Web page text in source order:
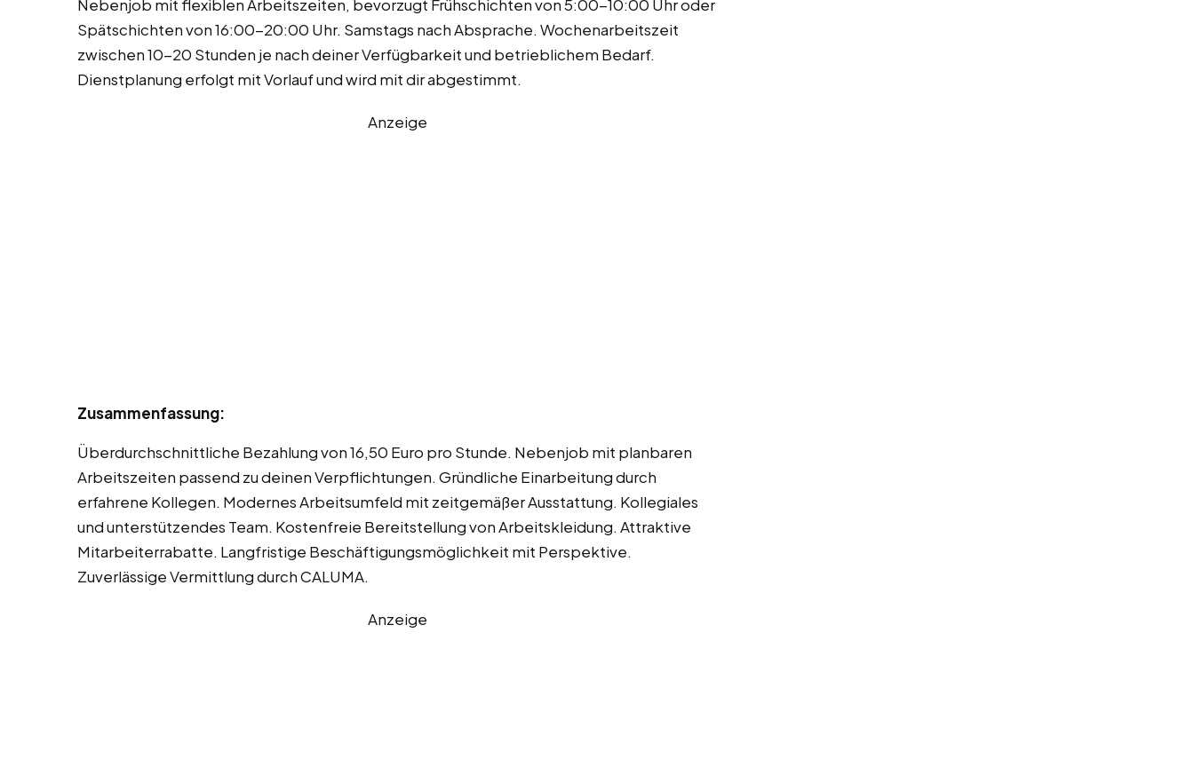
Nebenjob mit flexiblen Arbeitszeiten, bevorzugt Frühschichten von 5:00-10:00 Uhr oder
Spätschichten von 16:00-20:00 Uhr. Samstags nach Absprache. Wochenarbeitszeit
zwischen 10-20 Stunden je nach deiner Verfügbarkeit und betrieblichem Bedarf.
Dienstplanung erfolgt mit Vorlauf und wird mit dir abgestimmt.
Anzeige
Zusammenfassung:
Überdurchschnittliche Bezahlung von 16,50 Euro pro Stunde. Nebenjob mit planbaren
Arbeitszeiten passend zu deinen Verpflichtungen. Gründliche Einarbeitung durch
erfahrene Kollegen. Modernes Arbeitsumfeld mit zeitgemäßer Ausstattung. Kollegiales
und unterstützendes Team. Kostenfreie Bereitstellung von Arbeitskleidung. Attraktive
Mitarbeiterrabatte. Langfristige Beschäftigungsmöglichkeit mit Perspektive.
Zuverlässige Vermittlung durch CALUMA.
Anzeige